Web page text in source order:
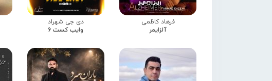
فرهاد کاظمی
آلزایمر
دی جی شهراد
وایب کست 6